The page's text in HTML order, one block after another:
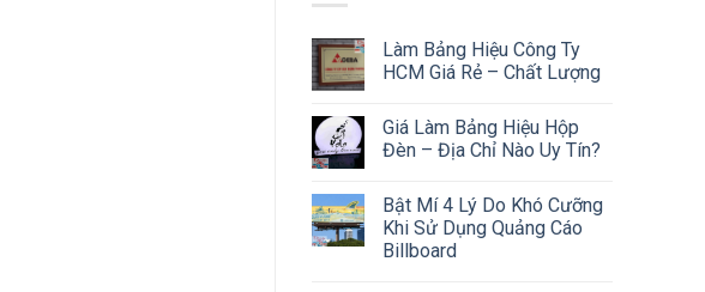
Làm Bảng Hiệu Công Ty
HCM Giá Rẻ – Chất Lượng
Giá Làm Bảng Hiệu Hộp
Đèn – Địa Chỉ Nào Uy Tín?
Bật Mí 4 Lý Do Khó Cưỡng
Khi Sử Dụng Quảng Cáo
Billboard